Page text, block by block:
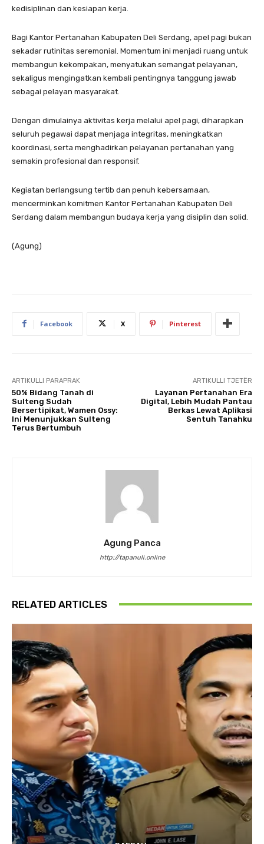
kedisiplinan dan kesiapan kerja.
Bagi Kantor Pertanahan Kabupaten Deli Serdang, apel pagi bukan
sekadar rutinitas seremonial. Momentum ini menjadi ruang untuk
membangun kekompakan, menyatukan semangat pelayanan,
sekaligus mengingatkan kembali pentingnya tanggung jawab
sebagai pelayan masyarakat.
Dengan dimulainya aktivitas kerja melalui apel pagi, diharapkan
seluruh pegawai dapat menjaga integritas, meningkatkan
koordinasi, serta menghadirkan pelayanan pertanahan yang
semakin profesional dan responsif.
Kegiatan berlangsung tertib dan penuh kebersamaan,
mencerminkan komitmen Kantor Pertanahan Kabupaten Deli
Serdang dalam membangun budaya kerja yang disiplin dan solid.
(Agung)
Facebook X Pinterest
ARTIKULLI PARAPRAK
50% Bidang Tanah di
Sulteng Sudah
Bersertipikat, Wamen Ossy:
Ini Menunjukkan Sulteng
Terus Bertumbuh
ARTIKULLI TJETËR
Layanan Pertanahan Era
Digital, Lebih Mudah Pantau
Berkas Lewat Aplikasi
Sentuh Tanahku
Agung Panca
http://tapanuli.online
RELATED ARTICLES